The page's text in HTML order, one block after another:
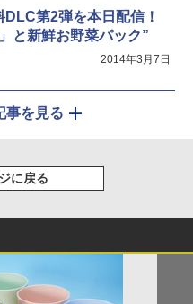
第2弾を本日配信！
と新鮮お野菜パック”
2014年3月7日
事を見る
に戻る